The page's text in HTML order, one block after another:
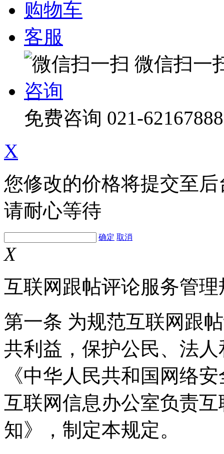
购物车
客服
微信扫一
咨询
免费咨询 021-62167888
X
您修改的价格将提交至
请耐心等待
确定 取消
X
互联网跟帖评论服务管理
第一条 为规范互联网跟
共利益，保护公民、法
《中华人民共和国网络
互联网信息办公室负责
知》，制定本规定。